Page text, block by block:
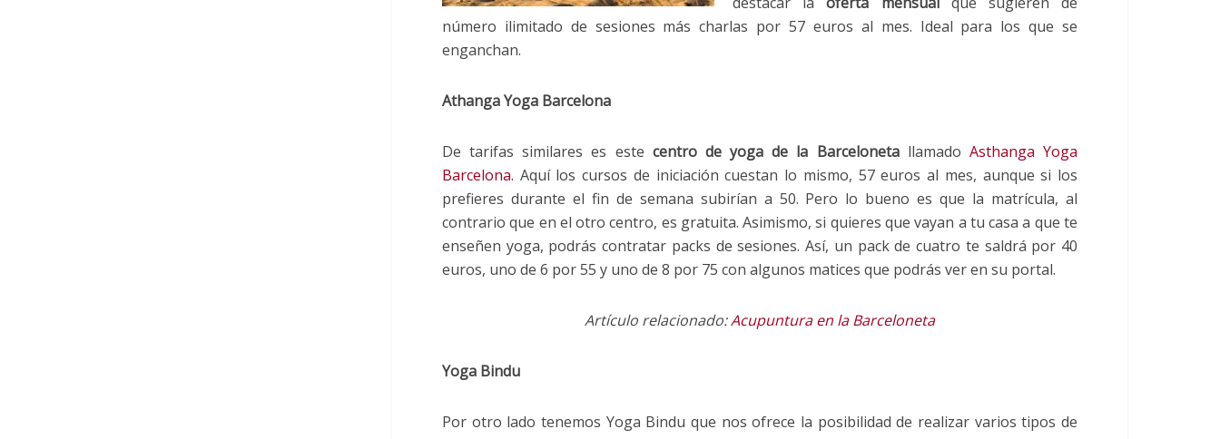
número ilimitado de sesiones más charlas por 57 euros al mes. Ideal para los que se
enganchan.
Athanga Yoga Barcelona
De tarifas similares es este centro de yoga de la Barcelonetallamado Asthanga Yoga
Barcelona. Aquí los cursos de iniciación cuestan lo mismo, 57 euros al mes, aunque si los
prefieres durante el fin de semana subirían a 50. Pero lo bueno es que la matrícula, al
contrario que en el otro centro, es gratuita. Asimismo, si quieres que vayan a tu casa a que te
enseñen yoga, podrás contratar packs de sesiones. Así, un pack de cuatro te saldrá por 40
euros, uno de 6 por 55 y uno de 8 por 75 con algunos matices que podrás ver en su portal.
Artículo relacionado:Acupuntura en la Barceloneta
Yoga Bindu
Por otro lado tenemos Yoga Bindu que nos ofrece la posibilidad de realizar varios tipos de